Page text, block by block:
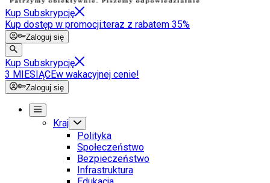
Kup Subskrypcję
Kup dostęp w promocji:teraz z rabatem 35%
Zaloguj się
Kup Subskrypcję
3 MIESIĄCEw wakacyjnej cenie!
Zaloguj się
Kraj
Polityka
Społeczeństwo
Bezpieczeństwo
Infrastruktura